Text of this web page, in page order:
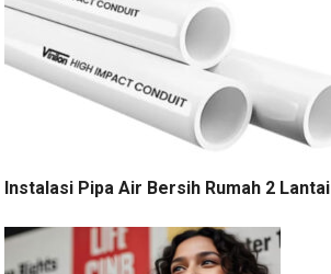
Instalasi Pipa Air Bersih Rumah 2 Lantai